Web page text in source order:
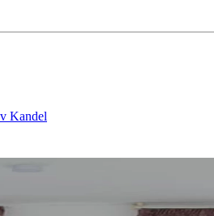
Kandel